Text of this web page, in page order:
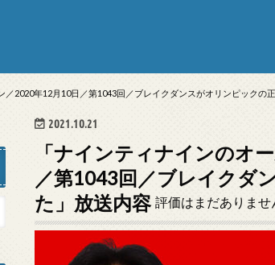
／2020年12月10日／第1043回／ブレイクダンスがオリンピックの
2021.10.21
「ナインティナインのオ
／第1043回／ブレイクダ
た」放送内容 評価はまだありませ